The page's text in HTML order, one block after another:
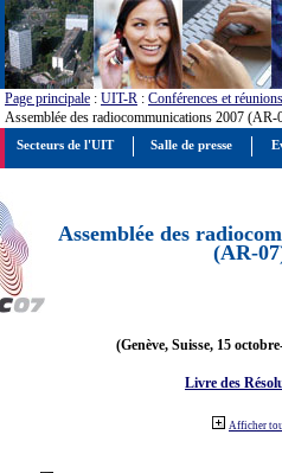
Page principale : UIT-R : Conférences et réunions
Assemblée des radiocommunications 2007 (AR-
Assemblée des
(AR-
(Genève, Suisse, 15
Livre des
Afficher
Secteurs de l'UIT Salle de presse